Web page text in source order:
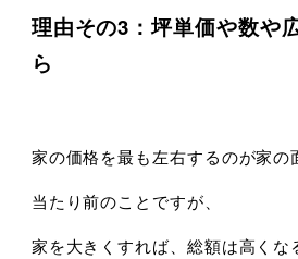
理由その3：坪単価や数や
ら
家の価格を最も左右するのが家の
当たり前のことですが、
家を大きくすれば、総額は高くな